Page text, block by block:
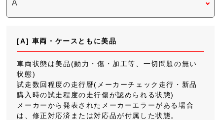
[A] 車両・ケースともに美品
車両状態は美品(動力・傷・加工等、一切問題の無い
状態)
試走数回程度の走行暦(メーカーチェック走行・新品
購入時の試走程度の走行傷が認められる状態)
メーカーから発表されたメーカーエラーがある場合
は、修正対応済または対応品が付属した状態。